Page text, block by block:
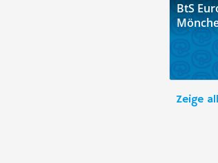
BtS
Zeige